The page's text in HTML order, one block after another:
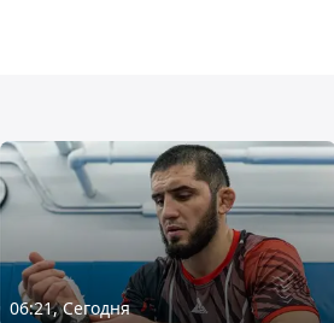
06:21, Сегодня